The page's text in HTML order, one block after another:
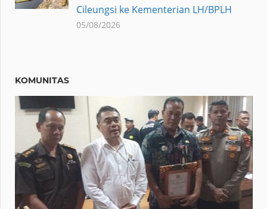
Cileungsi ke Kementerian LH/BPLH
05/08/2026
KOMUNITAS